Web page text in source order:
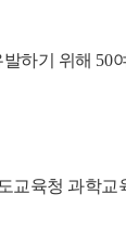
하기 위해 50
교육청 과학교